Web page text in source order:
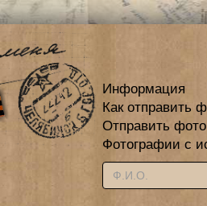
Информация
Как отправить
Отправить
Фотографии с